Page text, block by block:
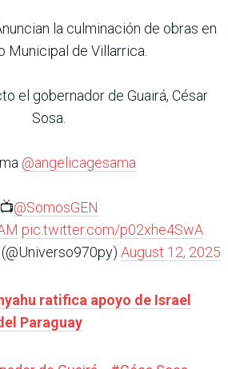
la culminación de obras en
Municipal de Villarrica.
el gobernador de Guairá, César
Sosa.
@angelicagesama
📺@SomosGEN
pic.twitter.com/p02xhe4SwA
August 12, 2025
ratifica apoyo de Israel
Paraguay